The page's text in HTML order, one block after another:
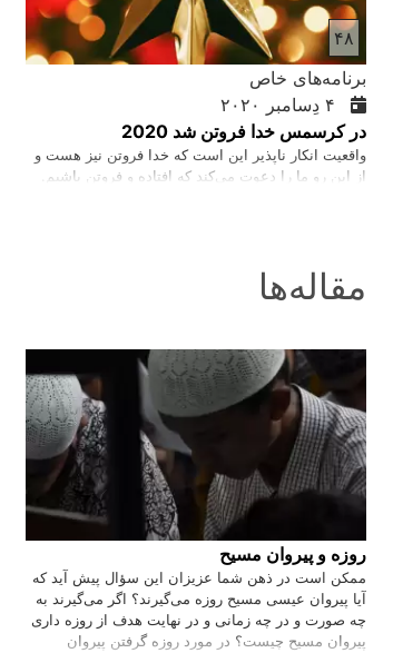
۴۸
برنامه‌های خاص
در کرسمس خدا فروتن شد 2020
واقعیت انکار ناپذیر این است که خدا فروتن نیز هست و
از این رو ما را دعوت می‌‌‌کند که افتاده و فروتن باشیم.
لباس گدا بر تن کرد و در عیسی به میان مردم جهان آمد
و محل زایش خود را محقرترین جای ممکن برگزید.…
مقاله‌ها
روزه و پیروان مسیح
ممکن است در ذهن شما عزیزان این سؤال پیش آید که
آیا پیروان عیسی مسیح روزه می‌گیرند؟ اگر می‌گیرند به
چه صورت و در چه زمانی و در نهایت هدف از روزه‌ داری
پیروان مسیح چیست؟ در مورد روزه گرفتن پیروان